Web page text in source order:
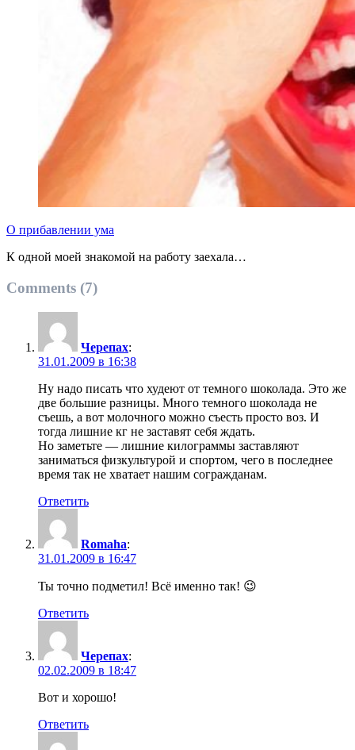
О прибавлении ума
К одной моей знакомой на работу заехала…
Comments (7)
Черепах:
31.01.2009 в 16:38
Ну надо писать что худеют от темного шоколада. Это же
две большие разницы. Много темного шоколада не
съешь, а вот молочного можно съесть просто воз. И
тогда лишние кг не заставят себя ждать.
Но заметьте — лишние килограммы заставляют
заниматься физкультурой и спортом, чего в последнее
время так не хватает нашим согражданам.
Ответить
Romaha:
31.01.2009 в 16:47
Ты точно подметил! Всё именно так! 😉
Ответить
Черепах:
02.02.2009 в 18:47
Вот и хорошо!
Ответить